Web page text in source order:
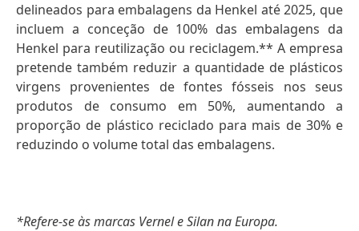
delineados para embalagens da Henkel até 2025, que
incluem a conceção de 100% das embalagens da
Henkel para reutilização ou reciclagem.** A empresa
pretende também reduzir a quantidade de plásticos
virgens provenientes de fontes fósseis nos seus
produtos de consumo em 50%, aumentando a
proporção de plástico reciclado para mais de 30% e
reduzindo o volume total das embalagens.
*Refere-se às marcas Vernel e Silan na Europa.